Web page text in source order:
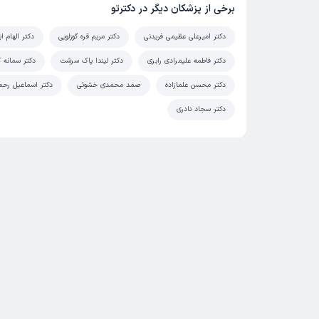
برخی از پزشکان دیگر در دکترتو
دکتر امیرعلی عظیمی فریدنی دکتر مریم قره گوزلویی دکتر الهام
دکتر فاطمه علیمرادی رابری دکتر لیندا پاک سرشت دکتر
دکتر محسن علمازاده صمد محمدی خشوئی دکتر اسماعیل
دکتر سجاد نادری